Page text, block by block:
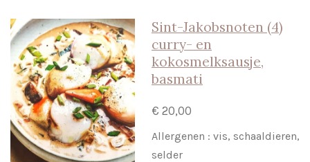
Sint-Jakobsnoten (4)
curry- en
kokosmelksausje,
basmati
€ 20,00
Allergenen : vis, schaaldieren,
selder